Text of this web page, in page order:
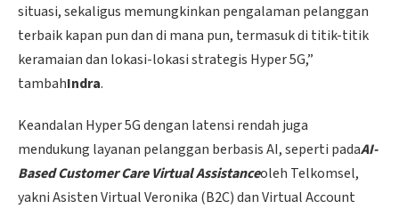
situasi, sekaligus memungkinkan pengalaman pelanggan
terbaik kapan pun dan di mana pun, termasuk di titik-titik
keramaian dan lokasi-lokasi strategis Hyper 5G,”
tambahIndra.
Keandalan Hyper 5G dengan latensi rendah juga
mendukung layanan pelanggan berbasis AI, seperti padaAI-
Based Customer Care Virtual Assistanceoleh Telkomsel,
yakni Asisten Virtual Veronika (B2C) dan Virtual Account